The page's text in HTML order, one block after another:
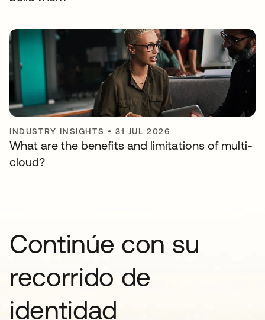
INDUSTRY INSIGHTS •31 JUL 2026
What are the benefits and limitations of multi-
cloud?
Continúe con su
recorrido de
identidad